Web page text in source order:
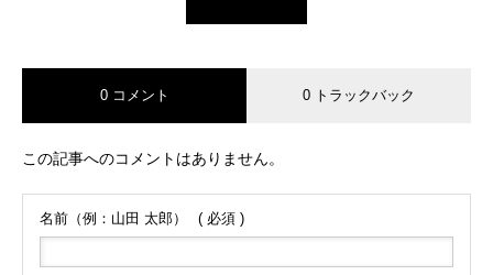
0 コメント 0 トラックバック
この記事へのコメントはありません。
名前（例：山田 太郎） ( 必須 )